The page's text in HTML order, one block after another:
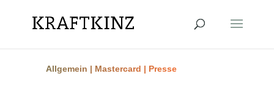
Allgemein | Mastercard | Presse